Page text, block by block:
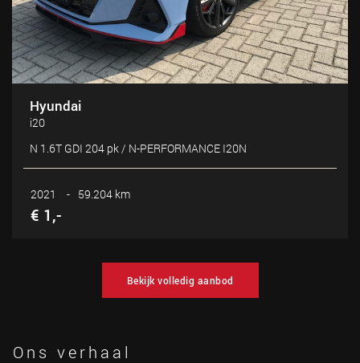
Hyundai
i20
N 1.6T GDI 204 pk / N-PERFORMANCE I20N
2021 - 59.204 km
€ 1,-
Bekijk volledig aanbod
Ons verhaal